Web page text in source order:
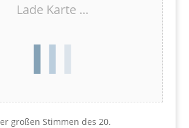
Lade Karte ...
großen Stimmen des 20.